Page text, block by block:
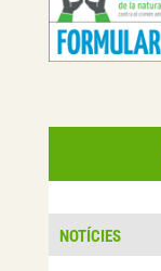
NOTÍCIES